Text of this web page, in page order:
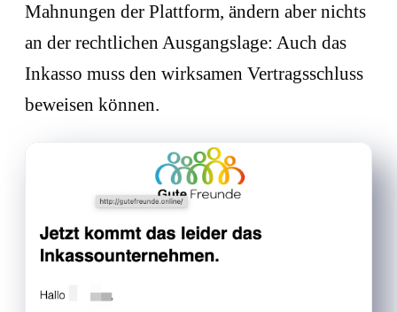
Mahnungen der Plattform, ändern aber nichts
an der rechtlichen Ausgangslage: Auch das
Inkasso muss den wirksamen Vertragsschluss
beweisen können.